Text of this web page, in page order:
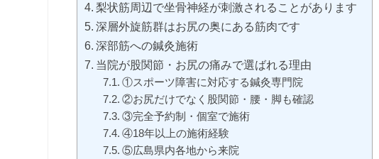
梨状筋周辺で坐骨神経が刺激されることがあります
深層外旋筋群はお尻の奥にある筋肉です
深部筋への鍼灸施術
当院が股関節・お尻の痛みで選ばれる理由
①スポーツ障害に対応する鍼灸専門院
②お尻だけでなく股関節・腰・脚も確認
③完全予約制・個室で施術
④18年以上の施術経験
⑤広島県内各地から来院